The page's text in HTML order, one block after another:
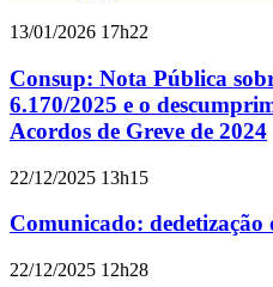
13/01/2026 17h22
Consup: Nota Pública
6.170/2025 e o
Acordos de Greve de 2024
22/12/2025 13h15
Comunicado:
22/12/2025 12h28